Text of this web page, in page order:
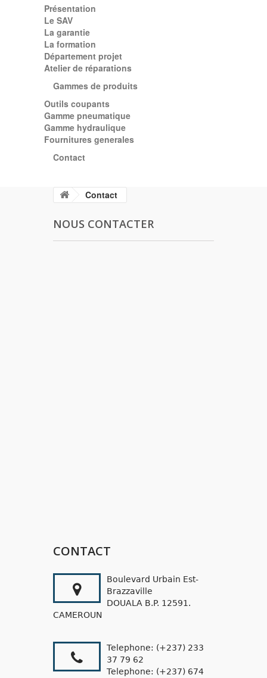
Par exemple +distributeur +CD01
Présentation
Le SAV
La garantie
La formation
Département projet
Atelier de réparations
Gammes de produits
Outils coupants
Gamme pneumatique
Gamme hydraulique
Fournitures generales
Contact
Contact
NOUS CONTACTER
CONTACT
Boulevard Urbain Est-
Brazzaville
DOUALA B.P. 12591.
CAMEROUN
Telephone: (+237) 233
37 79 62
Telephone: (+237) 674